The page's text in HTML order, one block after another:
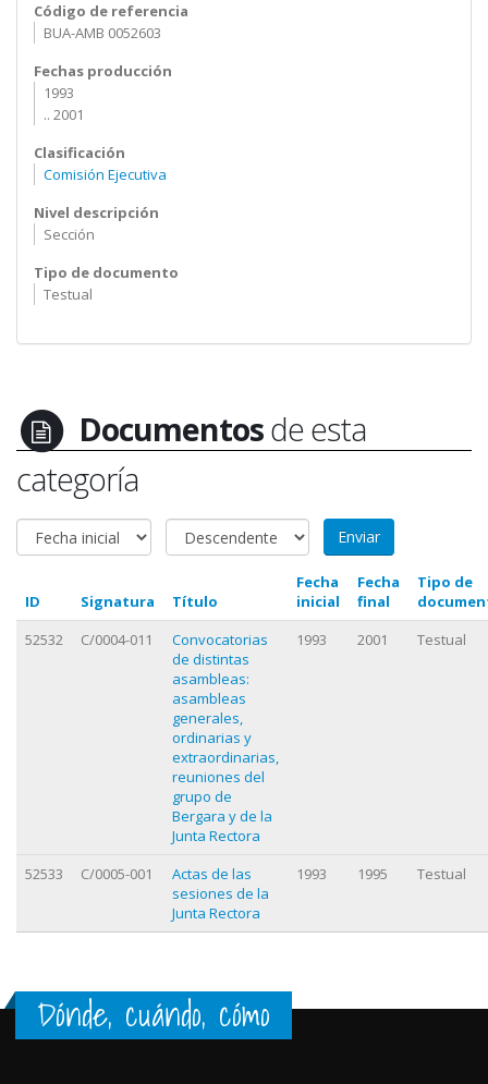
Código de referencia
BUA-AMB 0052603
Fechas producción
1993
.. 2001
Clasificación
Comisión Ejecutiva
Nivel descripción
Sección
Tipo de documento
Testual
Documentosde esta
categoría
ID Signatura Título
Fecha
inicial
Fecha
final
Tipo de
52532
C/0004-011
Convocatorias
de distintas
asambleas:
asambleas
generales,
ordinarias y
extraordinarias,
reuniones del
grupo de
Bergara y de la
Junta Rectora
1993 2001 Testual
52533 C/0005-001
Actas de las
sesiones de la
Junta Rectora
1993 1995 Testual
Dónde, cuándo, cómo